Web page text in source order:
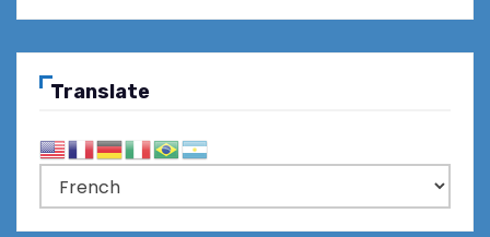
Translate